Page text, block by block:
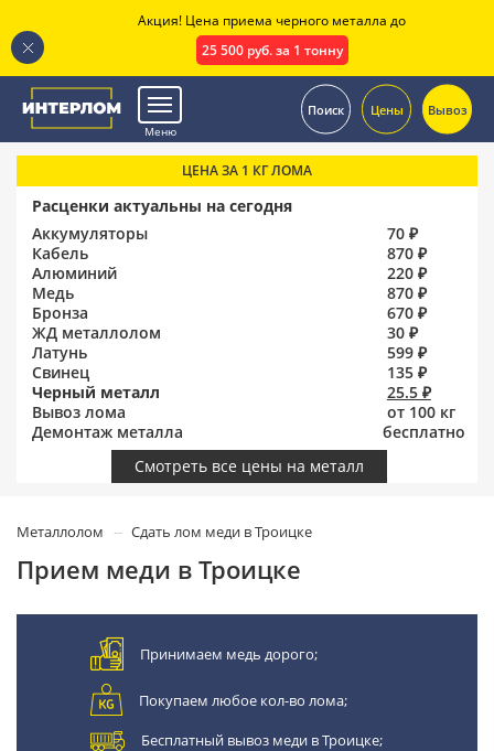
Меню
Поиск Цены Вывоз
ЦЕНА ЗА 1 КГ ЛОМА
Расценки актуальны на сегодня
Аккумуляторы
70 ₽
Кабель
870 ₽
Алюминий
220 ₽
Медь
870 ₽
Бронза
670 ₽
ЖД металлолом
30 ₽
Латунь
599 ₽
Свинец
135 ₽
Черный металл
25.5 ₽
Вывоз лома
от 100 кг
Демонтаж металла
бесплатно
Смотреть все цены на металл
Металлолом Сдать лом меди в Троицке
Прием меди в Троицке
Принимаем медь дорого;
Покупаем любое кол-во лома;
Бесплатный вывоз меди в Троицке;
Акция! Цена приема черного металла до
25 500 руб. за 1 тонну
.